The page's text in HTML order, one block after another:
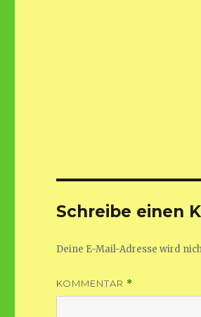
Schreibe einen
Deine E-Mail-Adresse wird
KOMMENTAR *